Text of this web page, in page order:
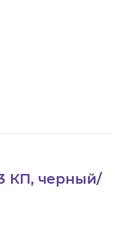
КП, черный/